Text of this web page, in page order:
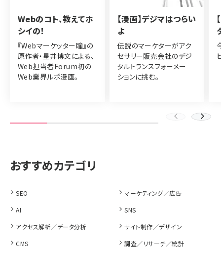
Webのコト、教えてホ
シイの！
『Webマーケッター瞳』の
原作者・星井博文による、
Web担当者Forum初の
Web業界ルポ漫画。
【漫画】デジマはつらい
よ
伝説のマーケターがアク
セサリー販売会社のデジ
タルトランスフォーメー
ションに挑む。
SEO
マーケティング／広告
AI
SNS
アクセス解析／データ分析
サイト制作／デザイン
CMS
調査／リサーチ／統計